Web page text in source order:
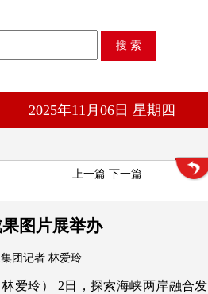
2025年11月06日 星期四
上一篇 下一篇
图片展举办
团记者 林爱玲
爱玲） 2日，探索海峡两岸融合发